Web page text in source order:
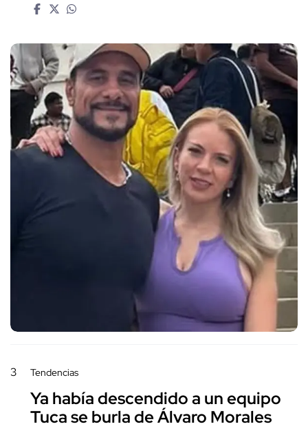
3 Tendencias
Ya había descendido a un equipo
Tuca se burla de Álvaro Morales